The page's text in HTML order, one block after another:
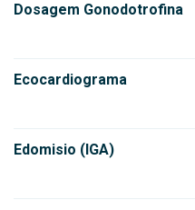
Dosagem Gonodotrofina
Ecocardiograma
Edomisio (IGA)